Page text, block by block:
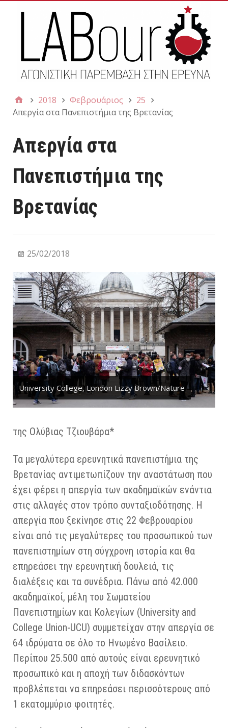
2018 Φεβρουάριος
25
Απεργία στα Πανεπιστήμια της Βρετανίας
Απεργία στα
Πανεπιστήμια της
Βρετανίας
25/02/2018
University College, London Lizzy Brown/Nature
της Ολύβιας Τζιουβάρα*
Τα μεγαλύτερα ερευνητικά πανεπιστήμια της
Βρετανίας αντιμετωπίζουν την αναστάτωση που
έχει φέρει η απεργία των ακαδημαϊκών ενάντια
στις αλλαγές στον τρόπο συνταξιοδότησης. Η
απεργία που ξεκίνησε στις 22 Φεβρουαρίου
είναι από τις μεγαλύτερες του προσωπικού των
πανεπιστημίων στη σύγχρονη ιστορία και θα
επηρεάσει την ερευνητική δουλειά, τις
διαλέξεις και τα συνέδρια. Πάνω από 42.000
ακαδημαϊκοί, μέλη του Σωματείου
Πανεπιστημίων και Κολεγίων (University and
College Union-UCU) συμμετείχαν στην απεργία σε
64 ιδρύματα σε όλο το Ηνωμένο Βασίλειο.
Περίπου 25.500 από αυτούς είναι ερευνητικό
προσωπικό και η αποχή των διδασκόντων
προβλέπεται να επηρεάσει περισσότερους από
1 εκατομμύριο φοιτητές.